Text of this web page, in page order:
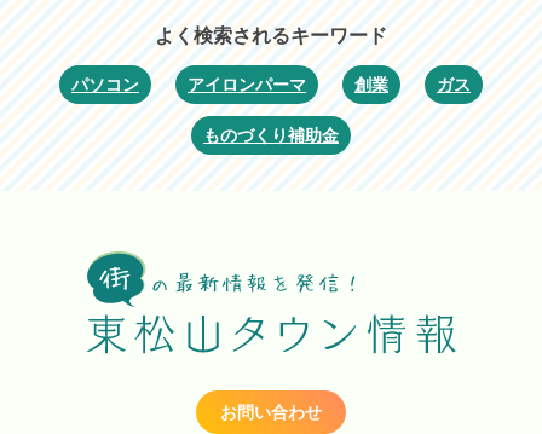
よく検索されるキーワード
パソコン アイロンパーマ 創業 ガス
ものづくり補助金
お問い合わせ